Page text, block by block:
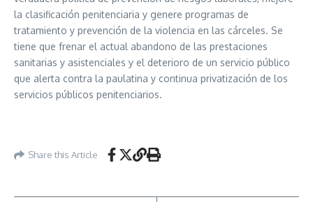
la clasificación penitenciaria y genere programas de
tratamiento y prevención de la violencia en las cárceles. Se
tiene que frenar el actual abandono de las prestaciones
sanitarias y asistenciales y el deterioro de un servicio público
que alerta contra la paulatina y continua privatización de los
servicios públicos penitenciarios.
Share this Article